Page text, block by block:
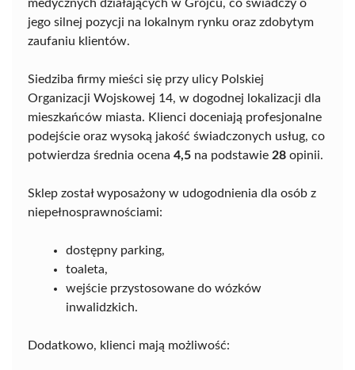
medycznych działających w Grójcu, co świadczy o
jego silnej pozycji na lokalnym rynku oraz zdobytym
zaufaniu klientów.
Siedziba firmy mieści się przy ulicy Polskiej
Organizacji Wojskowej 14, w dogodnej lokalizacji dla
mieszkańców miasta. Klienci doceniają profesjonalne
podejście oraz wysoką jakość świadczonych usług, co
potwierdza średnia ocena 4,5 na podstawie 28 opinii.
Sklep został wyposażony w udogodnienia dla osób z
niepełnosprawnościami:
dostępny parking,
toaleta,
wejście przystosowane do wózków
inwalidzkich.
Dodatkowo, klienci mają możliwość: